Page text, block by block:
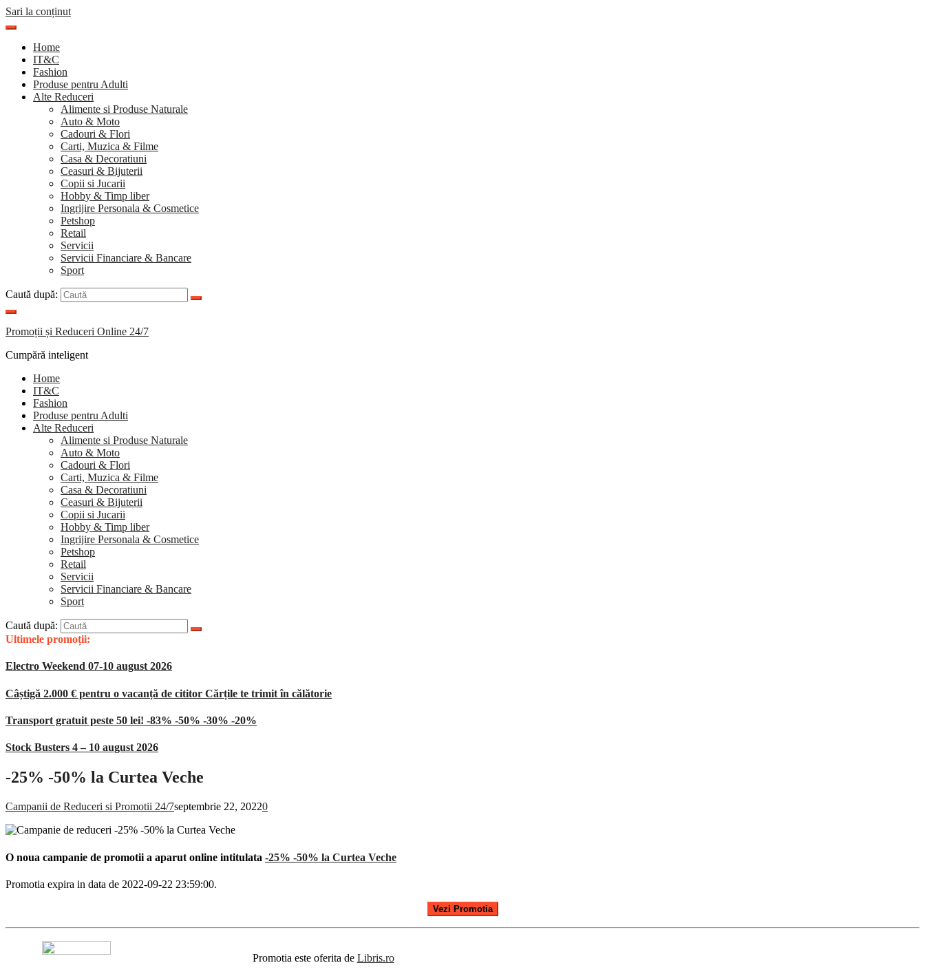
Sari la conținut
Home
IT&C
Fashion
Produse pentru Adulti
Alte Reduceri
Alimente si Produse Naturale
Auto & Moto
Cadouri & Flori
Carti, Muzica & Filme
Casa & Decoratiuni
Ceasuri & Bijuterii
Copii si Jucarii
Hobby & Timp liber
Ingrijire Personala & Cosmetice
Petshop
Retail
Servicii
Servicii Financiare & Bancare
Sport
Caută după:
Promoții și Reduceri Online 24/7
Cumpără inteligent
Home
IT&C
Fashion
Produse pentru Adulti
Alte Reduceri
Alimente si Produse Naturale
Auto & Moto
Cadouri & Flori
Carti, Muzica & Filme
Casa & Decoratiuni
Ceasuri & Bijuterii
Copii si Jucarii
Hobby & Timp liber
Ingrijire Personala & Cosmetice
Petshop
Retail
Servicii
Servicii Financiare & Bancare
Sport
Caută după:
Ultimele promoții:
Electro Weekend 07-10 august 2026
Câștigă 2.000 € pentru o vacanță de cititor Cărțile te trimit în călătorie
Transport gratuit peste 50 lei! -83% -50% -30% -20%
Stock Busters 4 – 10 august 2026
-25% -50% la Curtea Veche
Campanii de Reduceri si Promotii 24/7septembrie 22, 20220
O noua campanie de promotii a aparut online intitulata -25% -50% la Curtea Veche
Promotia expira in data de 2022-09-22 23:59:00.
Vezi Promotia
Promotia este oferita de Libris.ro